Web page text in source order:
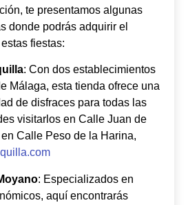
te presentamos algunas
donde podrás adquirir el
fiestas:
: Con dos establecimientos
Málaga, esta tienda ofrece una
de disfraces para todas las
visitarlos en Calle Juan de
Calle Peso de la Harina,
: Especializados en
aquí encontrarás